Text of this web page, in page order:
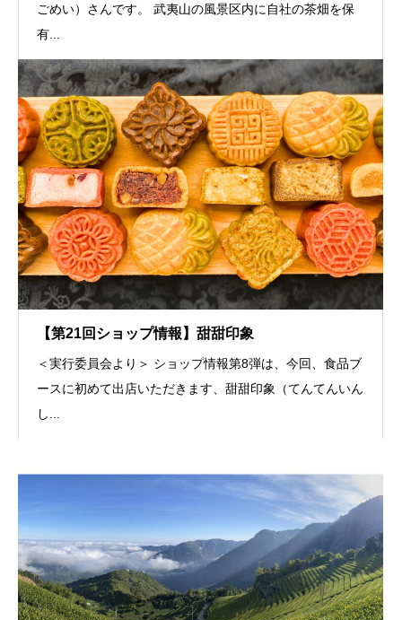
ごめい）さんです。 武夷山の風景区内に自社の茶畑を保
有...
【第21回ショップ情報】甜甜印象
＜実行委員会より＞ ショップ情報第8弾は、今回、食品ブ
ースに初めて出店いただきます、甜甜印象（てんてんいん
し...